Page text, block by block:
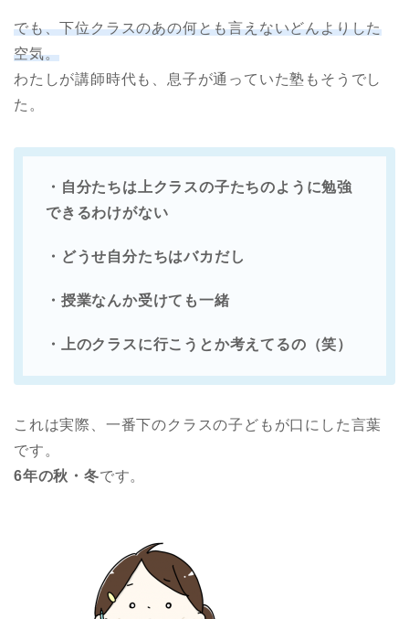
でも、下位クラスのあの何とも言えないどんよりした
空気。
わたしが講師時代も、息子が通っていた塾もそうでし
た。
・自分たちは上クラスの子たちのように勉強
できるわけがない
・どうせ自分たちはバカだし
・授業なんか受けても一緒
・上のクラスに行こうとか考えてるの（笑）
これは実際、一番下のクラスの子どもが口にした言葉
です。
6年の秋・冬です。